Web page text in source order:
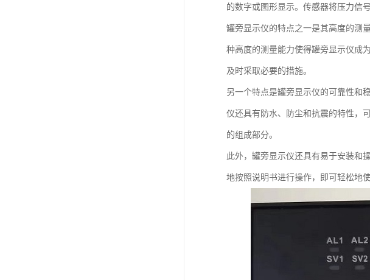
的数字或图形显示。传感器将压力信
罐旁显示仪的特点之一是其高度的测
种高度的测量能力使得罐旁显示仪成
及时采取必要的措施。
另一个特点是罐旁显示仪的可靠性和
仪还具有防水、防尘和抗震的特性，
的组成部分。
此外，罐旁显示仪还具有易于安装和
地按照说明书进行操作，即可轻松地